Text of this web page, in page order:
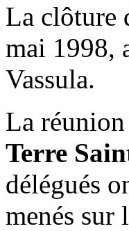
La clôture
mai 1998,
Vassula.
La
Terre
délégués
menés sur